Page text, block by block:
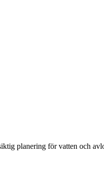
planering för vatten och